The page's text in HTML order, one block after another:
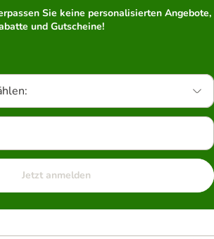
Sie keine personalisierten Angebote,
und Gutscheine!
Jetzt anmelden